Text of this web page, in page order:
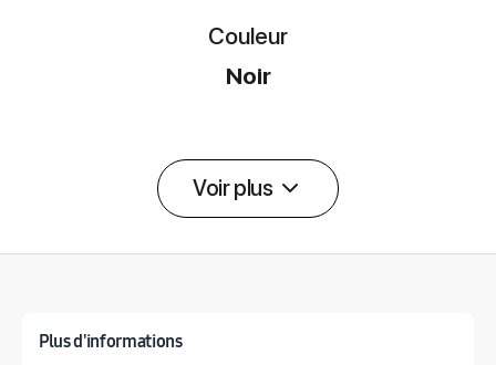
Couleur
Noir
Voir plus
Plus d'informations